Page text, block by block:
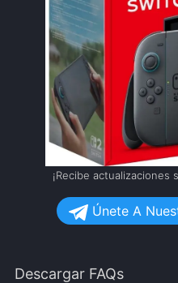
¡Recibe actualizaciones
Únete A
Descargar FAQs